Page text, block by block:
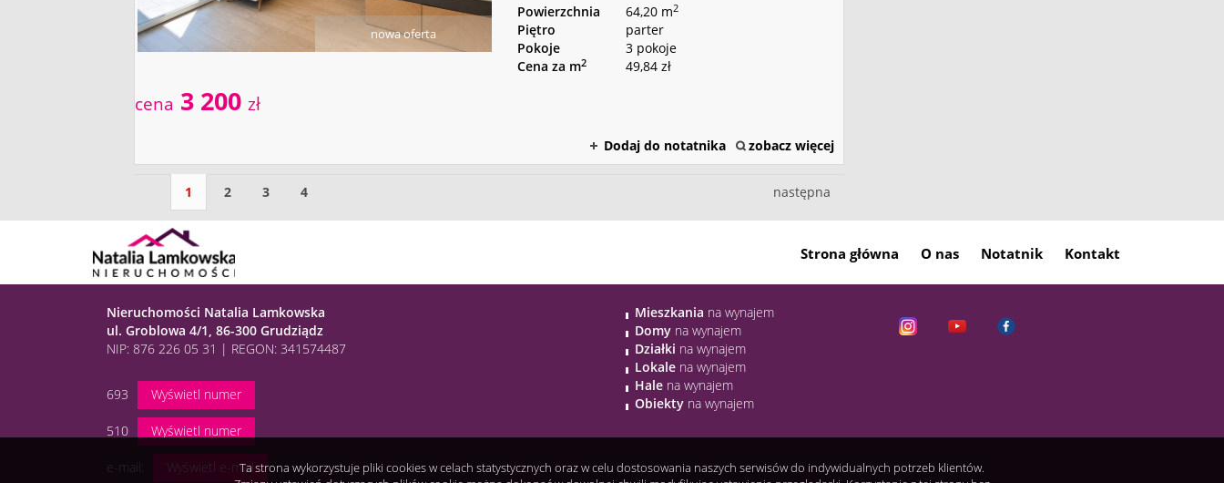
nowa oferta
Powierzchnia
64,20 m2
Piętro
parter
Pokoje
3 pokoje
Cena za m2 49,84 zł
cena 3 200 zł
Dodaj do notatnika zobacz więcej
1 2 3 4 następna
Strona główna O nas Notatnik Kontakt
Nieruchomości Natalia Lamkowska
ul. Groblowa 4/1, 86-300 Grudziądz
NIP: 876 226 05 31 | REGON: 341574487
693 Wyświetl numer
510 Wyświetl numer
e-mail: Wyświetl e-mail
Mieszkania na wynajem
Domy na wynajem
Działki na wynajem
Lokale na wynajem
Hale na wynajem
Obiekty na wynajem
Ta strona wykorzystuje pliki cookies w celach statystycznych oraz w celu dostosowania naszych serwisów do indywidualnych potrzeb klientów.